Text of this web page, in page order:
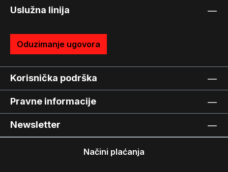
Uslužna linija
Oduzimanje ugovora
Korisnička podrška
Pravne informacije
Newsletter
Načini plaćanja